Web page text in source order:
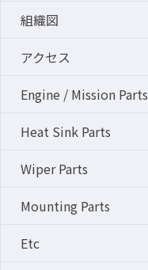
組織図
アクセス
Engine / Mission Parts
Heat Sink Parts
Wiper Parts
Mounting Parts
Etc